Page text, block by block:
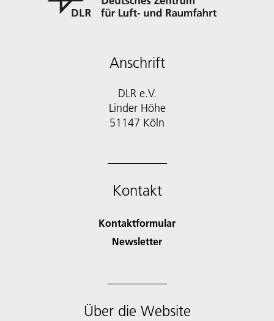
Anschrift
DLR e.V.
Linder Höhe
51147 Köln
Kontakt
Kontaktformular
Newsletter
Über die Website